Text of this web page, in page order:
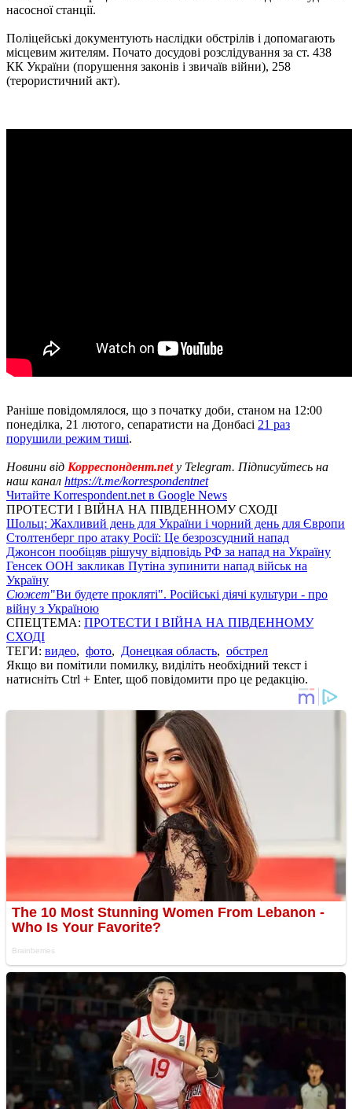
насосної станції.
Поліцейські документують наслідки обстрілів і допомагають
місцевим жителям. Почато досудові розслідування за ст. 438
КК України (порушення законів і звичаїв війни), 258
(терористичний акт).
Раніше повідомлялося, що з початку доби, станом на 12:00
понеділка, 21 лютого, сепаратисти на Донбасі 21 раз
порушили режим тиші.
Новини від Корреспондент.netу Telegram. Підписуйтесь на
наш канал https://t.me/korrespondentnet
Читайте Korrespondent.net в Google News
ПРОТЕСТИ І ВІЙНА НА ПІВДЕННОМУ СХОДІ
Шольц: Жахливий день для України і чорний день для Європи
Столтенберг про атаку Росії: Це безрозсудний напад
Джонсон пообіцяв рішучу відповідь РФ за напад на Україну
Генсек ООН закликав Путіна зупинити напад військ на
Україну
Сюжет"Ви будете прокляті". Російські діячі культури - про
війну з Україною
СПЕЦТЕМА: ПРОТЕСТИ І ВІЙНА НА ПІВДЕННОМУ
СХОДІ
ТЕГИ: видео, фото, Донецкая область, обстрел
Якщо ви помітили помилку, виділіть необхідний текст і
натисніть Ctrl + Enter, щоб повідомити про це редакцію.